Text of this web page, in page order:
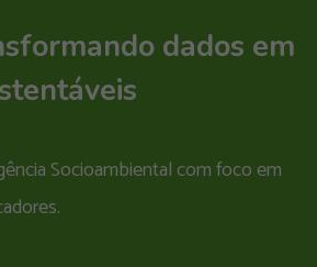
dados em
Socioambiental com foco em